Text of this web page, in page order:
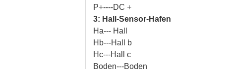
P+----DC +
3: Hall-Sensor-Hafen
Ha--- Hall
Hb---Hall b
Hc---Hall c
Boden---Boden